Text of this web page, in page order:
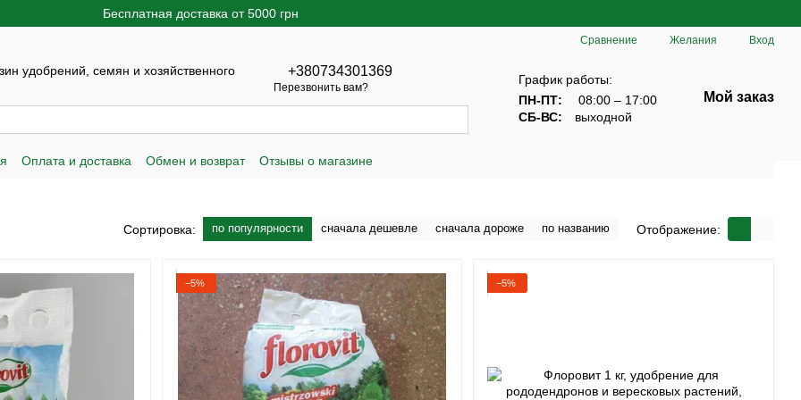
Бесплатная доставка от 5000 грн
Сравнение Желания Вход
удобрений, семян и хозяйственного
+380734301369
Перезвонить вам?
График работы:
ПН-ПТ:
08:00 – 17:00
СБ-ВС:
выходной
Мой заказ
Оплата и доставка Обмен и возврат Отзывы о магазине
Сортировка: по популярности сначала дешевле сначала дороже по названию Отображение:
−5% −5%